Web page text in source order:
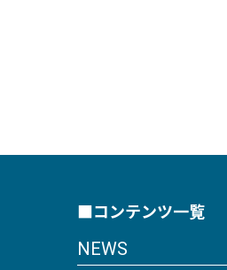
■コンテンツ一覧
NEWS